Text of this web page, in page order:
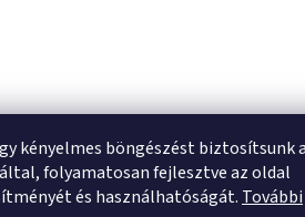
kényelmes böngészést biztosítsunk
folyamatosan fejlesztve az oldal
és használhatóságát. További